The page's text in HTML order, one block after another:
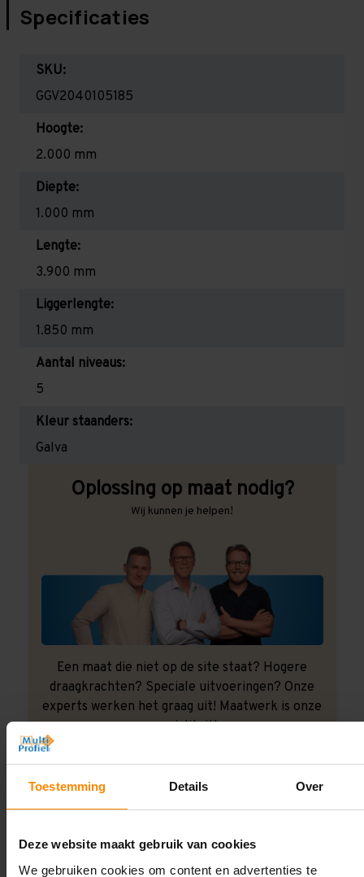
Toestemming Details Over
Deze website maakt gebruik van cookies
We gebruiken cookies om content en advertenties te
Specificaties
SKU:
GGV2040105185
Hoogte:
2.000 mm
Diepte:
1.000 mm
Lengte:
3.900 mm
Liggerlengte:
1.850 mm
Aantal niveaus:
5
Kleur staanders:
Galva
Oplossing op maat nodig?
Wij kunnen je helpen!
Een maat die niet op de site staat? Hogere
draagkrachten? Speciale uitvoeringen? Onze
experts werken het graag uit! Maatwerk is onze
specialiteit!
Contact met specialist
Montage uitbesteden?